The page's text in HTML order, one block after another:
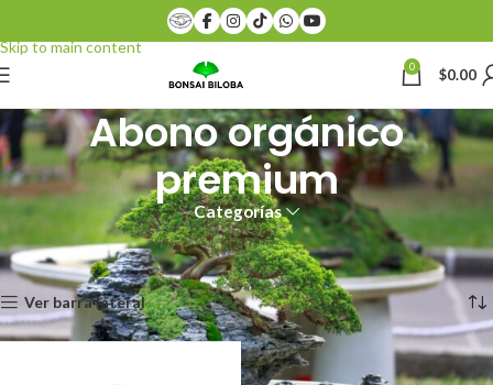
Skip to main content
0 $0.00
Abono orgánico
premium
Categorías
Inicio
Productos etiquetados “Abono orgánico premium”
Mostrando el único resultado
Ver barra lateral